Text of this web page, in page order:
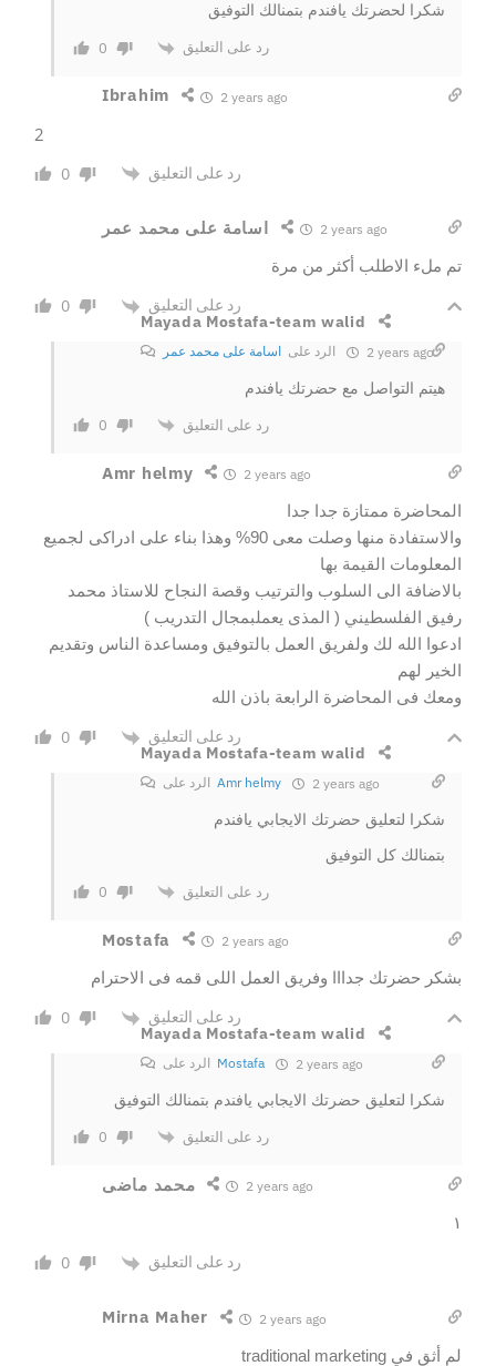
شكرا لحضرتك يافندم بتمنالك التوفيق
0 رد على التعليق
Ibrahim 2 years ago
2
0 رد على التعليق
اسامة على محمد عمر 2 years ago
تم ملء الاطلب أكثر من مرة
0 رد على التعليق
Mayada Mostafa-team walid
الرد على اسامة على محمد عمر 2 years ago
هيتم التواصل مع حضرتك يافندم
0 رد على التعليق
Amr helmy 2 years ago
المحاضرة ممتازة جدا جدا
والاستفادة منها وصلت معى 90% وهذا بناء على ادراكى لجميع
المعلومات القيمة بها
بالاضافة الى السلوب والترتيب وقصة النجاح للاستاذ محمد
رفيق الفلسطيني ( المذى يعملبمجال التدريب )
ادعوا الله لك ولفريق العمل بالتوفيق ومساعدة الناس وتقديم
الخير لهم
ومعك فى المحاضرة الرابعة باذن الله
0 رد على التعليق
Mayada Mostafa-team walid
Amr helmy 2 years ago
شكرا لتعليق حضرتك الايجابي يافندم
بتمنالك كل التوفيق
0 رد على التعليق
Mostafa 2 years ago
بشكر حضرتك جدااا وفريق العمل اللى قمه فى الاحترام
0 رد على التعليق
Mayada Mostafa-team walid
Mostafa 2 years ago
شكرا لتعليق حضرتك الايجابي يافندم بتمنالك التوفيق
0 رد على التعليق
محمد ماضى 2 years ago
١
0 رد على التعليق
Mirna Maher 2 years ago
لم أثق في traditional marketing